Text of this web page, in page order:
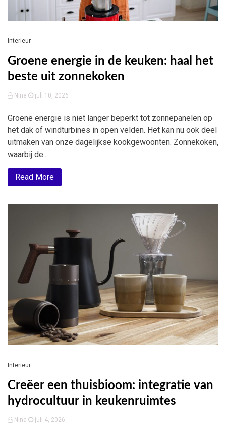
Interieur
Groene energie in de keuken: haal het
beste uit zonnekoken
Nina juli 10, 2026
Groene energie is niet langer beperkt tot zonnepanelen op
het dak of windturbines in open velden. Het kan nu ook deel
uitmaken van onze dagelijkse kookgewoonten. Zonnekoken,
waarbij de...
Read More
Interieur
Creëer een thuisbioom: integratie van
hydrocultuur in keukenruimtes
Nina juli 4, 2026